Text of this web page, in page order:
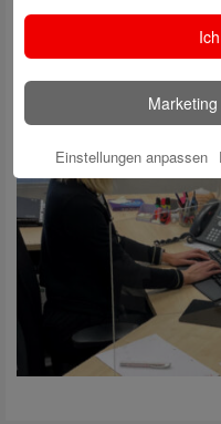
der Stadtsparkasse Augsburg
Einstellungen anpassen